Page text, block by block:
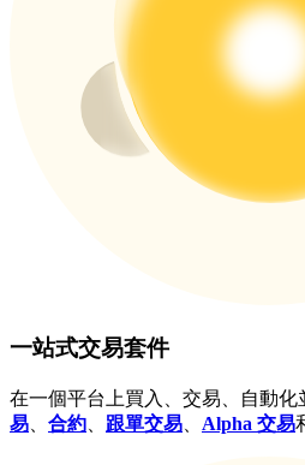
New Listing期貨交易盛宴
交易新上線期貨，瓜分
Crypto World Cup 2026:
一站式交易套件
在一個平台上買入、交易、自動化
易
合約 跟單交易 Alpha 交易